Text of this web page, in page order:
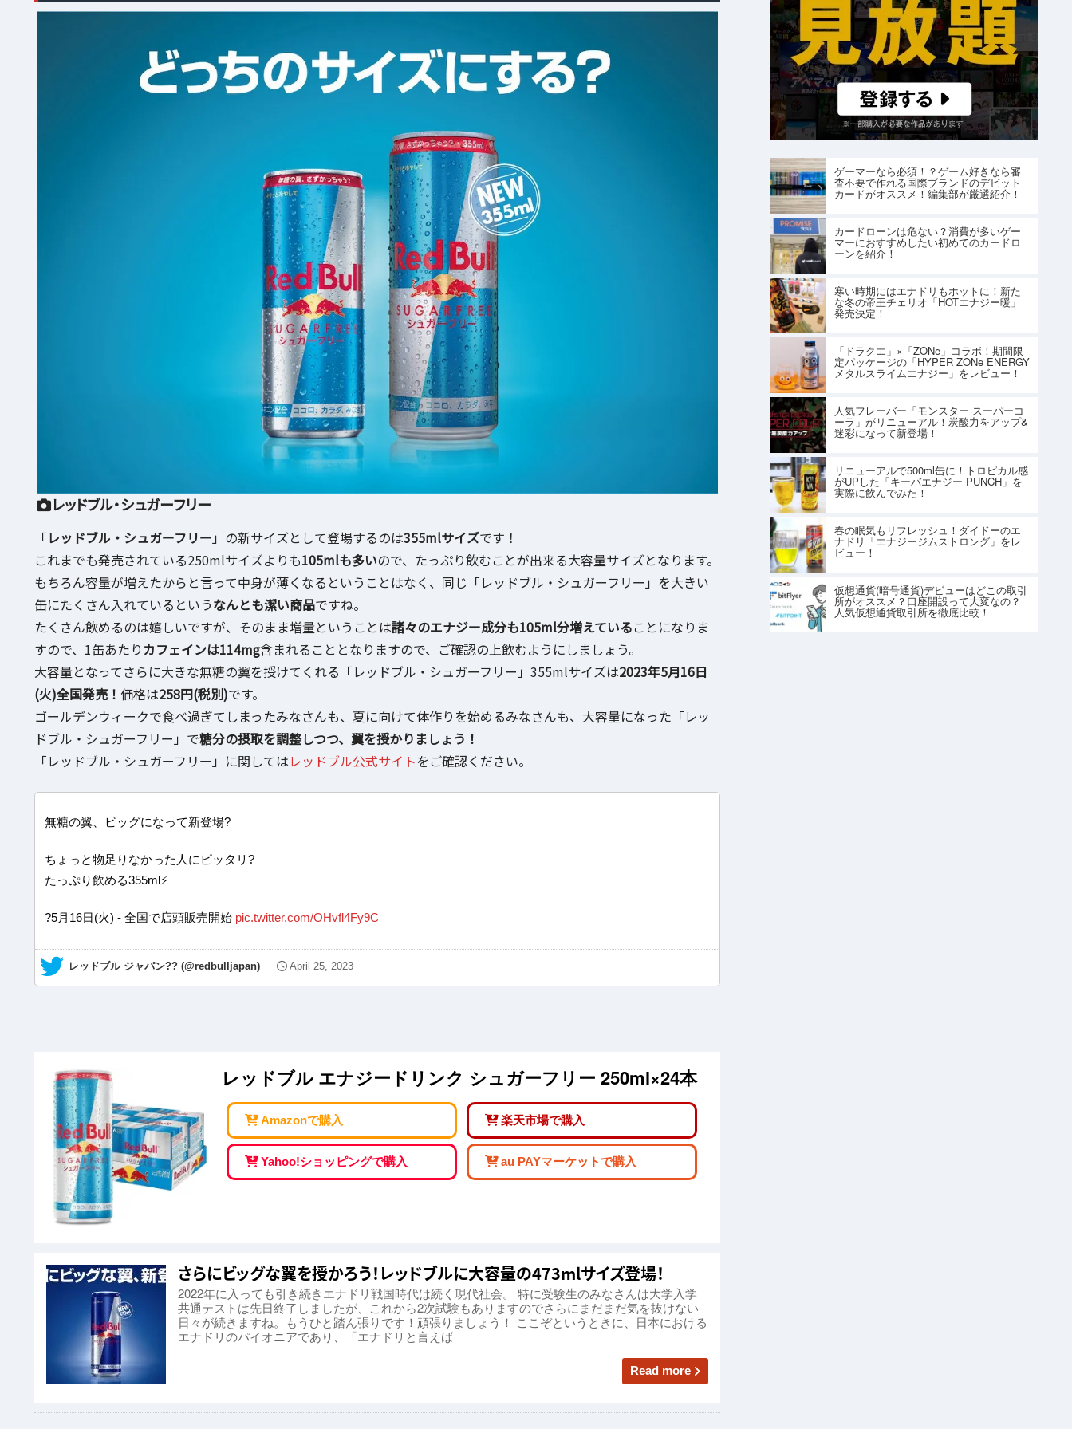
レッドブル・シュガーフリー
「レッドブル・シュガーフリー 」の新サイズとして登場するのは355mlサイズです！
これまでも発売されている250mlサイズよりも105mlも多いので、たっぷり飲むことが出来る大容量サイズとなります。
もちろん容量が増えたからと言って中身が薄くなるということはなく、同じ「レッドブル・シュガーフリー」を大きい
缶にたくさん入れているというなんとも潔い商品ですね。
たくさん飲めるのは嬉しいですが、そのまま増量ということは諸々のエナジー成分も105ml分増えていることになりま
すので、1缶あたり カフェインは114mg含まれることとなりますので、ご確認の上飲むようにしましょう。
大容量となってさらに大きな無糖の翼を授けてくれる「レッドブル・シュガーフリー」355mlサイズは2023年5月16日
(火)全国発売！ 価格は258円(税別)です。
ゴールデンウィークで食べ過ぎてしまったみなさんも、夏に向けて体作りを始めるみなさんも、大容量になった「レッ
ドブル・シュガーフリー」で糖分の摂取を調整しつつ、翼を授かりましょう！
「レッドブル・シュガーフリー」に関してはレッドブル公式サイトをご確認ください。
無糖の翼、ビッグになって新登場?
ちょっと物足りなかった人にピッタリ?
たっぷり飲める355ml⚡️
?5月16日(火) - 全国で店頭販売開始 pic.twitter.com/OHvfl4Fy9C
— レッドブル ジャパン?? (@redbulljapan) April 25, 2023
レッドブル エナジードリンク シュガーフリー 250ml×24本
Amazonで購入 楽天市場で購入
Yahoo!ショッピングで購入 au PAYマーケットで購入
さらにビッグな翼を授かろう！レッドブルに大容量の473mlサイズ登場！
2022年に入っても引き続きエナドリ戦国時代は続く現代社会。 特に受験生のみなさんは大学入学
共通テストは先日終了しましたが、これから2次試験もありますのでさらにまだまだ気を抜けない
日々が続きますね。もうひと踏ん張りです！頑張りましょう！ ここぞというときに、日本における
エナドリのパイオニアであり、「エナドリと言えば
Read more
ゲーマーなら必須！？ゲーム好きなら審
査不要で作れる国際ブランドのデビット
カードがオススメ！編集部が厳選紹介！
カードローンは危ない？消費が多いゲー
マーにおすすめしたい初めてのカードロ
ーンを紹介！
寒い時期にはエナドリもホットに！新た
な冬の帝王チェリオ「HOTエナジー暖」
発売決定！
「ドラクエ」×「ZONe」コラボ！期間限
定パッケージの「HYPER ZONe ENERGY
メタルスライムエナジー」をレビュー！
人気フレーバー「モンスター スーパーコ
ーラ」がリニューアル！炭酸力をアップ&
迷彩になって新登場！
リニューアルで500ml缶に！トロピカル感
がUPした「キーバエナジー PUNCH」を
実際に飲んでみた！
春の眠気もリフレッシュ！ダイドーのエ
ナドリ「エナジージムストロング」をレ
ビュー！
仮想通貨(暗号通貨)デビューはどこの取引
所がオススメ？口座開設って大変なの？
人気仮想通貨取引所を徹底比較！